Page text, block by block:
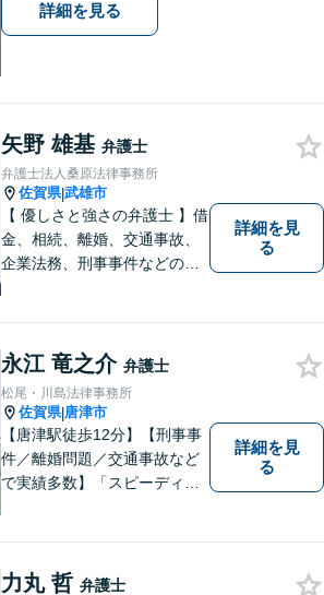
詳細を見る
矢野 雄基 弁護士
弁護士法人桑原法律事務所
佐賀県|武雄市
【 優しさと強さの弁護士 】借
金、相続、離婚、交通事故、
企業法務、刑事事件などのご
なリーガルサービスを提供い
たします。
詳細を見
る
永江 竜之介 弁護士
松尾・川島法律事務所
佐賀県|唐津市
【唐津駅徒歩12分】【刑事事
件／離婚問題／交通事故など
で実績多数】「スピーディで
が望ましいのかを共に考えま
詳細を見
る
力丸 哲 弁護士